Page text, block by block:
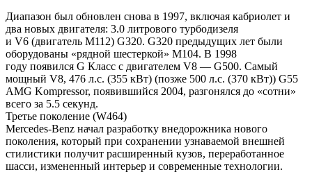
Диапазон был обновлен снова в 1997, включая кабриолет и
два новых двигателя: 3.0 литрового турбодизеля
и V6 (двигатель M112) G320. G320 предыдущих лет были
оборудованы «рядной шестеркой» M104. В 1998
году появился G Класс с двигателем V8 — G500. Самый
мощный V8, 476 л.с. (355 кВт) (позже 500 л.с. (370 кВт)) G55
AMG Kompressor, появившийся 2004, разгонялся до «сотни»
всего за 5.5 секунд.
Третье поколение (W464)
Mercedes-Benz начал разработку внедорожника нового
поколения, который при сохранении узнаваемой внешней
стилистики получит расширенный кузов, переработанное
шасси, измененный интерьер и современные технологии.